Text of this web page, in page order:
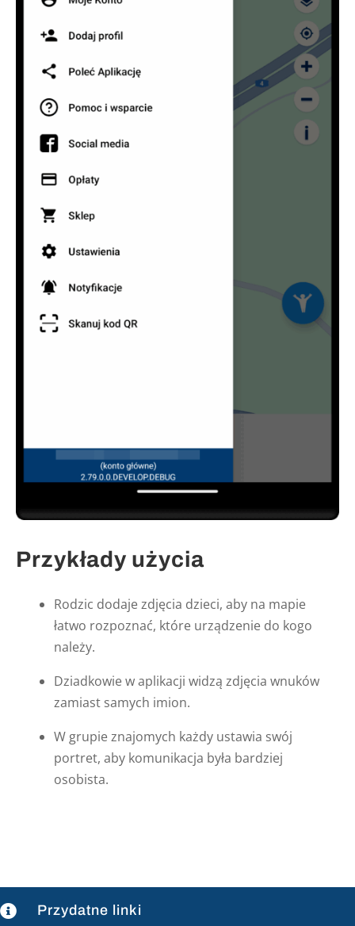
Przykłady użycia
Rodzic dodaje zdjęcia dzieci, aby na mapie
łatwo rozpoznać, które urządzenie do kogo
należy.
Dziadkowie w aplikacji widzą zdjęcia wnuków
zamiast samych imion.
W grupie znajomych każdy ustawia swój
portret, aby komunikacja była bardziej
osobista.
 Przydatne linki